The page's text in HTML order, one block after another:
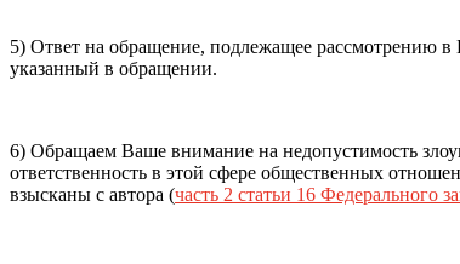
5) Ответ на обращение, подлежащее рассмотрению
указанный в обращении.
6) Обращаем Ваше внимание на недопустимость
ответственность в этой сфере общественных
взысканы с автора (часть 2 статьи 16 Федерального